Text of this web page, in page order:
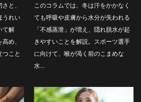
と、
うれい
て解
め、
つこと
このコラムでは、冬は汗をかかなく
ても呼吸や皮膚から水分が失われる
「不感蒸泄」が増え、隠れ脱水が起
きやすいことを解説。スポーツ選手
に向けて、喉が渇く前のこまめな
水...